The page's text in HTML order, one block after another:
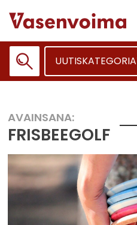
sisältöön
AVAINSANA:
FRISBEEGOLF